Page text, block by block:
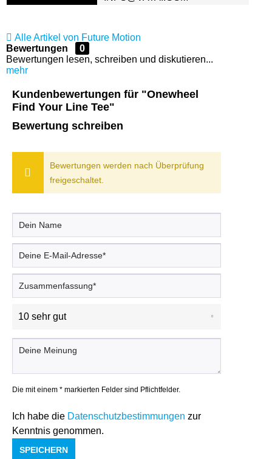
Alle Artikel von Future Motion
Bewertungen
0
Bewertungen lesen, schreiben und diskutieren...
mehr
Kundenbewertungen für "Onewheel
Find Your Line Tee"
Bewertung schreiben
Bewertungen werden nach Überprüfung
freigeschaltet.
Die mit einem * markierten Felder sind Pflichtfelder.
Ich habe die Datenschutzbestimmungen zur
Kenntnis genommen.
SPEICHERN